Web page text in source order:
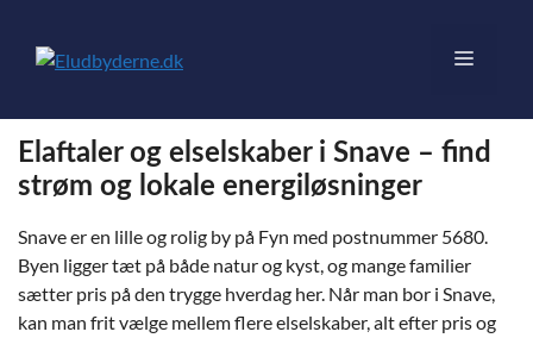
indhold
Menu
Elaftaler og elselskaber i Snave – find
strøm og lokale energiløsninger
Snave er en lille og rolig by på Fyn med postnummer 5680.
Byen ligger tæt på både natur og kyst, og mange familier
sætter pris på den trygge hverdag her. Når man bor i Snave,
kan man frit vælge mellem flere elselskaber, alt efter pris og